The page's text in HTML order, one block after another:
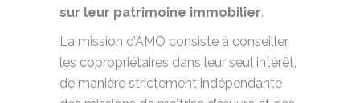
sur leur patrimoine immobilier.
La mission d’AMO consiste à conseiller
les copropriétaires dans leur seul intérêt,
de manière strictement indépendante